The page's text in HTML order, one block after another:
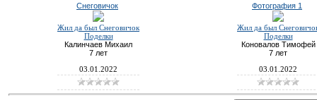
Снеговичок
Жил да был Снеговичок
Поделки
Калинчаев Михаил
7 лет
03.01.2022
Фотография 1
Жил да был
Поделки
Коновалов Тимофей
7 лет
03.01.2022